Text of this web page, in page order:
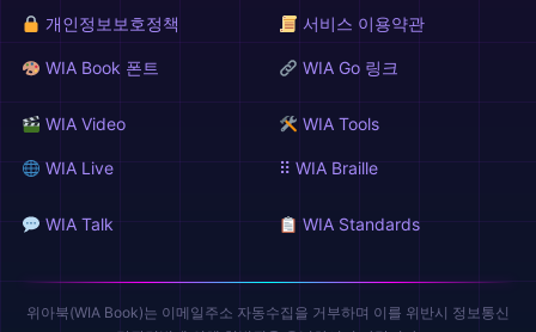
개인정보보호정책 서비스 이용약관
WIA Book 폰트 WIA Go 링크
WIA Video WIA Tools
WIA Live ⠿ WIA Braille
WIA Talk WIA Standards
위아북(WIA Book)는 이메일주소 자동수집을 거부하며 이를 위반시 정보통신